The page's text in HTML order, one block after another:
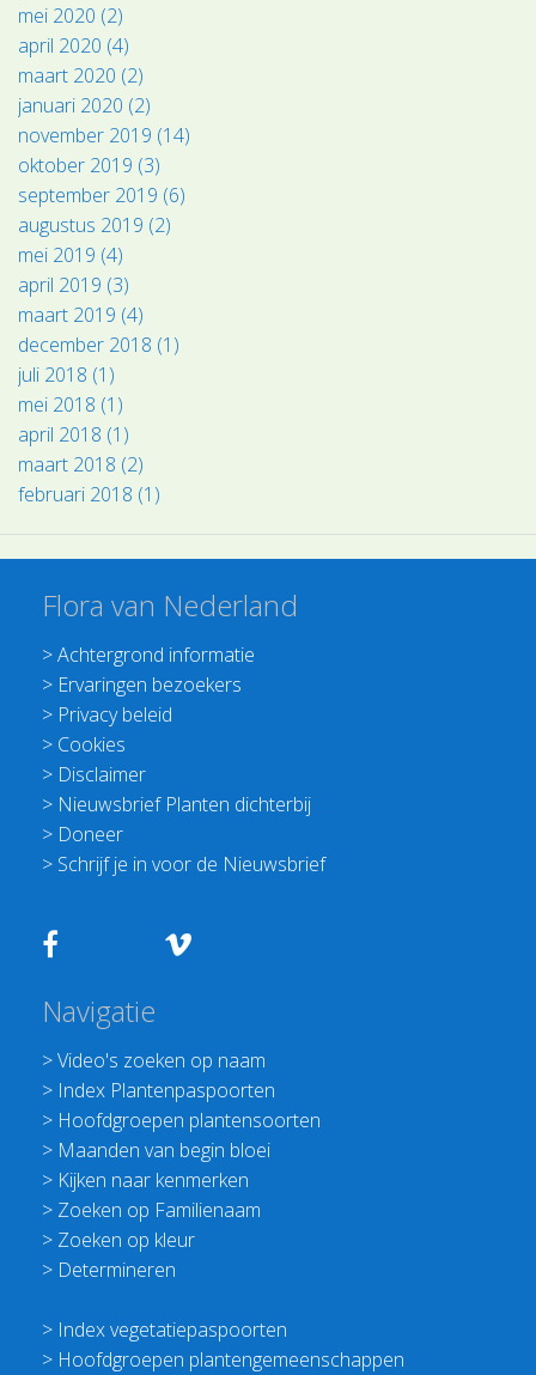
mei 2020 (2)
april 2020 (4)
maart 2020 (2)
januari 2020 (2)
november 2019 (14)
oktober 2019 (3)
september 2019 (6)
augustus 2019 (2)
mei 2019 (4)
april 2019 (3)
maart 2019 (4)
december 2018 (1)
juli 2018 (1)
mei 2018 (1)
april 2018 (1)
maart 2018 (2)
februari 2018 (1)
Flora van Nederland
>Achtergrond informatie
> Ervaringen bezoekers
> Privacy beleid
> Cookies
> Disclaimer
> Nieuwsbrief Planten dichterbij
> Doneer
> Schrijf je in voor de Nieuwsbrief
Navigatie
>Video's zoeken op naam
> Index Plantenpaspoorten
> Hoofdgroepen plantensoorten
> Maanden van begin bloei
> Kijken naar kenmerken
> Zoeken op Familienaam
> Zoeken op kleur
> Determineren
> Index vegetatiepaspoorten
> Hoofdgroepen plantengemeenschappen